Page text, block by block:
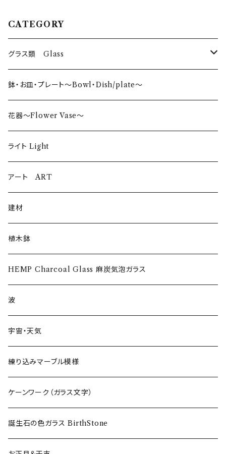
CATEGORY
グラス類 Glass
タンブラー〜Tumbler〜
日本酒〜SAKE〜
ロックグラス〜Rock Glass〜
ウイスキーグラス〜Whisky Glass
ゴブレット〜Goblet〜
ショットグラス〜Shot Glass
ワイングラス~Wine Glass
フリーグラス〜FREEEE
鉢・お皿・プレート〜Bowl・Dish/plate〜
花器〜Flower Vase〜
ライト Light
アート ART
建材
植木鉢
HEMP Charcoal Glass 麻炭気泡ガラス
波
宇宙・天気
練り込みマーブル模様
ケーンワーク（ガラス文字）
誕生石の色ガラス BirthStone